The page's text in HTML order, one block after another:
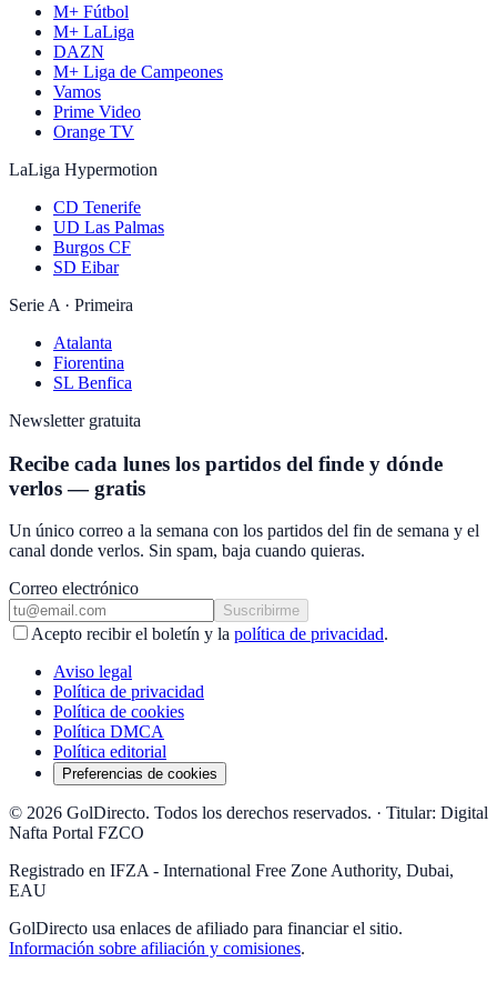
M+ Fútbol
M+ LaLiga
DAZN
M+ Liga de Campeones
Vamos
Prime Video
Orange TV
LaLiga Hypermotion
CD Tenerife
UD Las Palmas
Burgos CF
SD Eibar
Serie A · Primeira
Atalanta
Fiorentina
SL Benfica
Newsletter gratuita
Recibe cada lunes los partidos del finde y dónde
verlos — gratis
Un único correo a la semana con los partidos del fin de semana y el
canal donde verlos. Sin spam, baja cuando quieras.
Correo electrónico
Suscribirme
Acepto recibir el boletín y la política de privacidad.
Aviso legal
Política de privacidad
Política de cookies
Política DMCA
Política editorial
Preferencias de cookies
© 2026 GolDirecto. Todos los derechos reservados. · Titular: Digital
Nafta Portal FZCO
Registrado en IFZA - International Free Zone Authority, Dubai,
EAU
GolDirecto usa enlaces de afiliado para financiar el sitio.
Información sobre afiliación y comisiones.